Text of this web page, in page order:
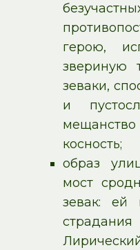
герою,
звериную
зеваки,
и
косность;
образ
мост
зевак: ей